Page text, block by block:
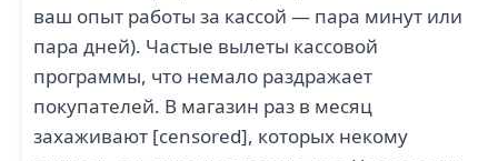
ваш опыт работы за кассой — пара минут или
пара дней). Частые вылеты кассовой
программы, что немало раздражает
покупателей. В магазин раз в месяц
захаживают [censored], которых некому